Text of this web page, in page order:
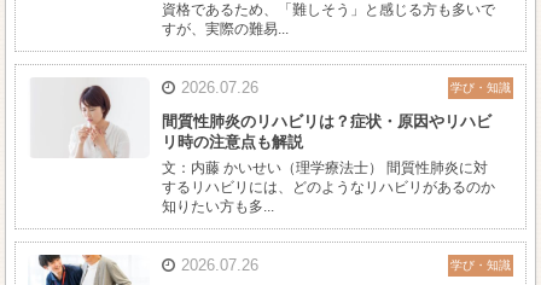
資格であるため、「難しそう」と感じる方も多いで
すが、実際の難易...
2026.07.26 学び・知識
間質性肺炎のリハビリは？症状・原因やリハビ
リ時の注意点も解説
文：内藤 かいせい（理学療法士） 間質性肺炎に対
するリハビリには、どのようなリハビリがあるのか
知りたい方も多...
2026.07.26 学び・知識